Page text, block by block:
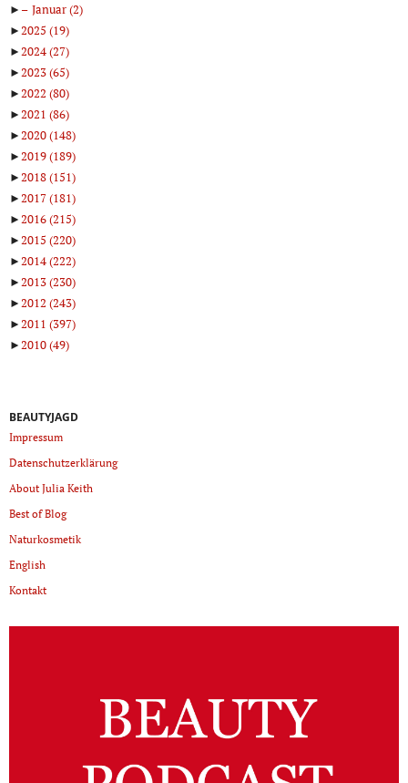
►
Januar(2)
►2025 (19)
►2024(27)
►2023(65)
►2022 (80)
►2021 (86)
►2020(148)
►2019(189)
►2018(151)
►2017(181)
►2016(215)
►2015 (220)
►2014(222)
►2013(230)
►2012 (243)
►2011 (397)
►2010(49)
BEAUTYJAGD
Impressum
Datenschutzerklärung
About Julia Keith
Best of Blog
Naturkosmetik
English
Kontakt